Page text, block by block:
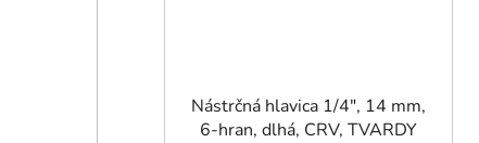
Nástrčná hlavica 1/4", 14 mm,
6-hran, dlhá, CRV, TVARDY